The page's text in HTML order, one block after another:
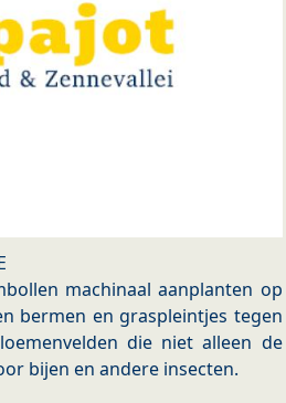
machinaal aanplanten op
bermen en graspleintjes tegen
die niet alleen de
bijen en andere insecten.